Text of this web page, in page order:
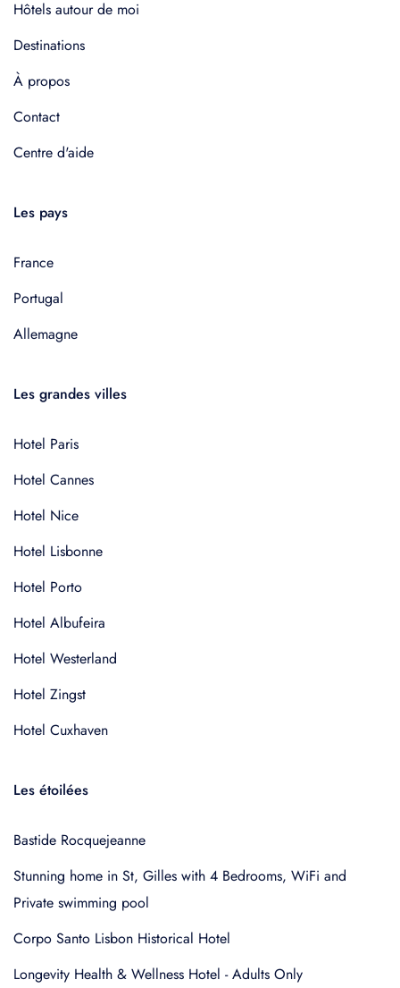
Hôtels autour de moi
Destinations
À propos
Contact
Centre d'aide
Les pays
France
Portugal
Allemagne
Les grandes villes
Hotel Paris
Hotel Cannes
Hotel Nice
Hotel Lisbonne
Hotel Porto
Hotel Albufeira
Hotel Westerland
Hotel Zingst
Hotel Cuxhaven
Les étoilées
Bastide Rocquejeanne
Stunning home in St, Gilles with 4 Bedrooms, WiFi and
Private swimming pool
Corpo Santo Lisbon Historical Hotel
Longevity Health & Wellness Hotel - Adults Only